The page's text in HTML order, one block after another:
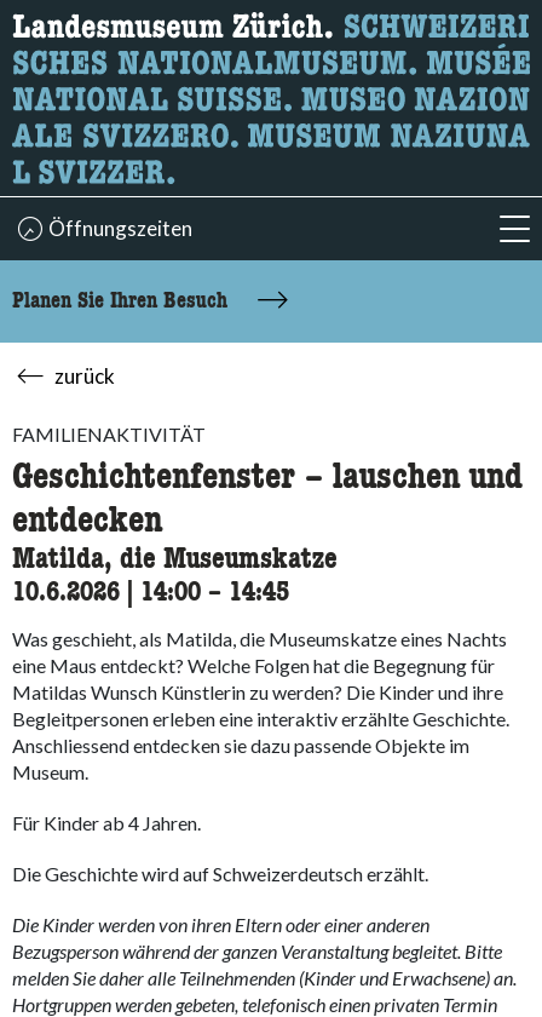
Wonach suchen Sie?
Hier können Sie nach Inhalten der Seite suchen.
Öffnungszeiten
Planen Sie Ihren Besuch
zurück
FAMILIENAKTIVITÄT
Geschichtenfenster – lauschen und
entdecken
Matilda, die Museumskatze
10.6.2026 14:00 accessibility.time_to
– 14:45
Was geschieht, als Matilda, die Museumskatze eines Nachts
eine Maus entdeckt? Welche Folgen hat die Begegnung für
Matildas Wunsch Künstlerin zu werden? Die Kinder und ihre
Begleitpersonen erleben eine interaktiv erzählte Geschichte.
Anschliessend entdecken sie dazu passende Objekte im
Museum.
Für Kinder ab 4 Jahren.
Die Geschichte wird auf Schweizerdeutsch erzählt.
Die Kinder werden von ihren Eltern oder einer anderen
Bezugsperson während der ganzen Veranstaltung begleitet. Bitte
melden Sie daher alle Teilnehmenden (Kinder und Erwachsene) an.
Hortgruppen werden gebeten, telefonisch einen privaten Termin